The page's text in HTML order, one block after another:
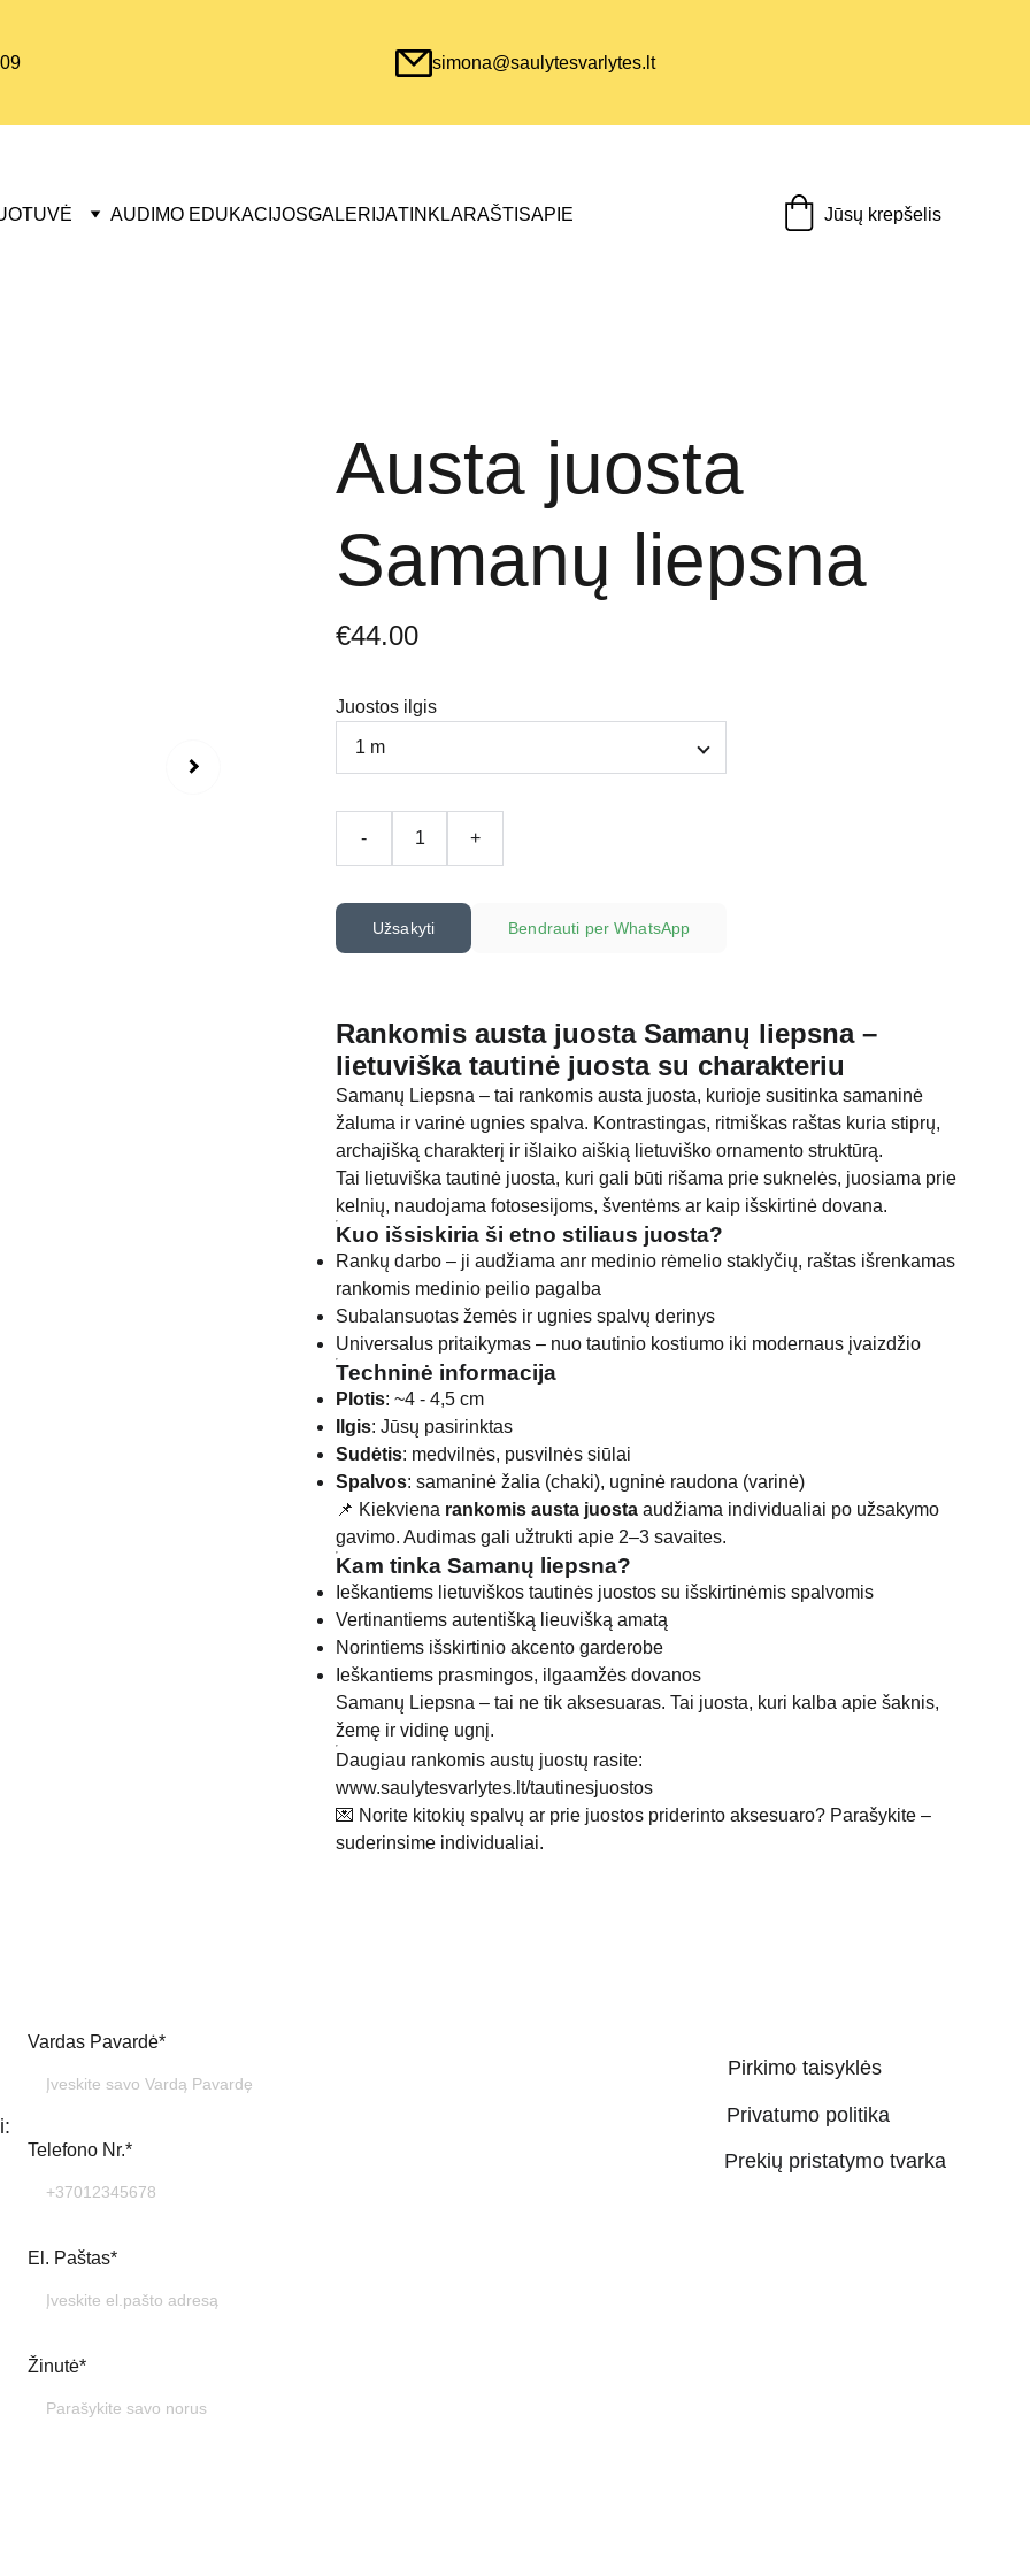
AUDIMO EDUKACIJOSGALERIJATINKLARAŠTISAPIE Jūsų krepšelis
Austa juosta
Samanų liepsna
€44.00
Juostos ilgis
- +
Užsakyti Bendrauti per WhatsApp
Rankomis austa juosta Samanų liepsna –
lietuviška tautinė juosta su charakteriu
Samanų Liepsna – tai rankomis austa juosta, kurioje susitinka samaninė
žaluma ir varinė ugnies spalva. Kontrastingas, ritmiškas raštas kuria stiprų,
archajišką charakterį ir išlaiko aiškią lietuviško ornamento struktūrą.
Tai lietuviška tautinė juosta, kuri gali būti rišama prie suknelės, juosiama prie
kelnių, naudojama fotosesijoms, šventėms ar kaip išskirtinė dovana.
Kuo išsiskiria ši etno stiliaus juosta?
Rankų darbo – ji audžiama anr medinio rėmelio staklyčių, raštas išrenkamas
rankomis medinio peilio pagalba
Subalansuotas žemės ir ugnies spalvų derinys
Universalus pritaikymas – nuo tautinio kostiumo iki modernaus įvaizdžio
Techninė informacija
Plotis: ~4 - 4,5 cm
Ilgis: Jūsų pasirinktas
Sudėtis: medvilnės, pusvilnės siūlai
Spalvos: samaninė žalia (chaki), ugninė raudona (varinė)
📌 Kiekviena rankomis austa juosta audžiama individualiai po užsakymo
gavimo. Audimas gali užtrukti apie 2–3 savaites.
Kam tinka Samanų liepsna?
Ieškantiems lietuviškos tautinės juostos su išskirtinėmis spalvomis
Vertinantiems autentišką lieuvišką amatą
Norintiems išskirtinio akcento garderobe
Ieškantiems prasmingos, ilgaamžės dovanos
Samanų Liepsna – tai ne tik aksesuaras. Tai juosta, kuri kalba apie šaknis,
žemę ir vidinę ugnį.
Daugiau rankomis austų juostų rasite:
www.saulytesvarlytes.lt/tautinesjuostos
💌 Norite kitokių spalvų ar prie juostos priderinto aksesuaro? Parašykite –
suderinsime individualiai.
Vardas Pavardė*
Telefono Nr.*
El. Paštas*
Žinutė*
Privatumo politika
Pirkimo taisyklės
Prekių pristatymo tvarka
simona@saulytesvarlytes.lt